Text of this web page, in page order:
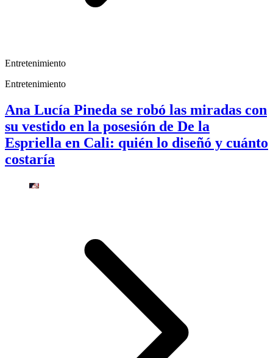
Entretenimiento
Entretenimiento
Ana Lucía Pineda se robó las miradas con
su vestido en la posesión de De la
Espriella en Cali: quién lo diseñó y cuánto
costaría